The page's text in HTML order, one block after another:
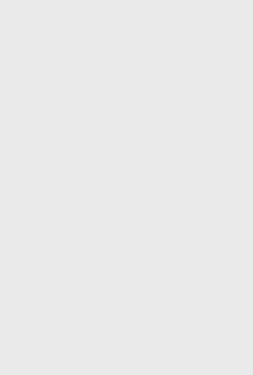
Giratorio
Colores: a